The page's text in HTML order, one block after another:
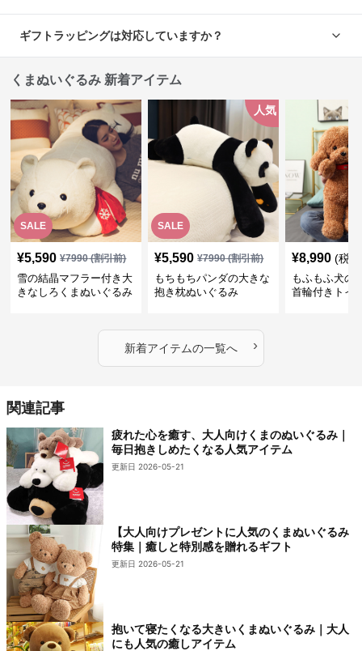
ギフトラッピングは対応していますか？
くまぬいぐるみ 新着アイテム
SALE
¥5,590 ¥7990(割引前)
雪の結晶マフラー付き大
きなしろくまぬいぐるみ
SALE
人気
¥5,590 ¥7990(割引前)
もちもちパンダの大きな
抱き枕ぬいぐるみ
¥8,990 (税
もふもふ犬の
首輪付きトイ
新着アイテムの一覧へ ›
関連記事
疲れた心を癒す、大人向けくまのぬいぐるみ｜
毎日抱きしめたくなる人気アイテム
更新日 2026-05-21
【大人向けプレゼントに人気のくまぬいぐるみ
特集｜癒しと特別感を贈れるギフト
更新日 2026-05-21
抱いて寝たくなる大きいくまぬいぐるみ｜大人
にも人気の癒しアイテム